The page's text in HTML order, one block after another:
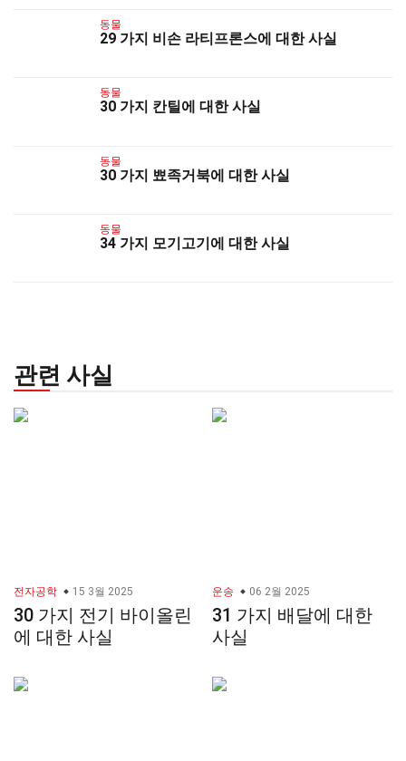
동물
29 가지 비손 라티프론스에 대한 사실
동물
30 가지 칸틸에 대한 사실
동물
30 가지 뾰족거북에 대한 사실
동물
34 가지 모기고기에 대한 사실
관련 사실
전자공학 15 3월 2025
30 가지 전기 바이올린
에 대한 사실
운송 06 2월 2025
31 가지 배달에 대한
사실